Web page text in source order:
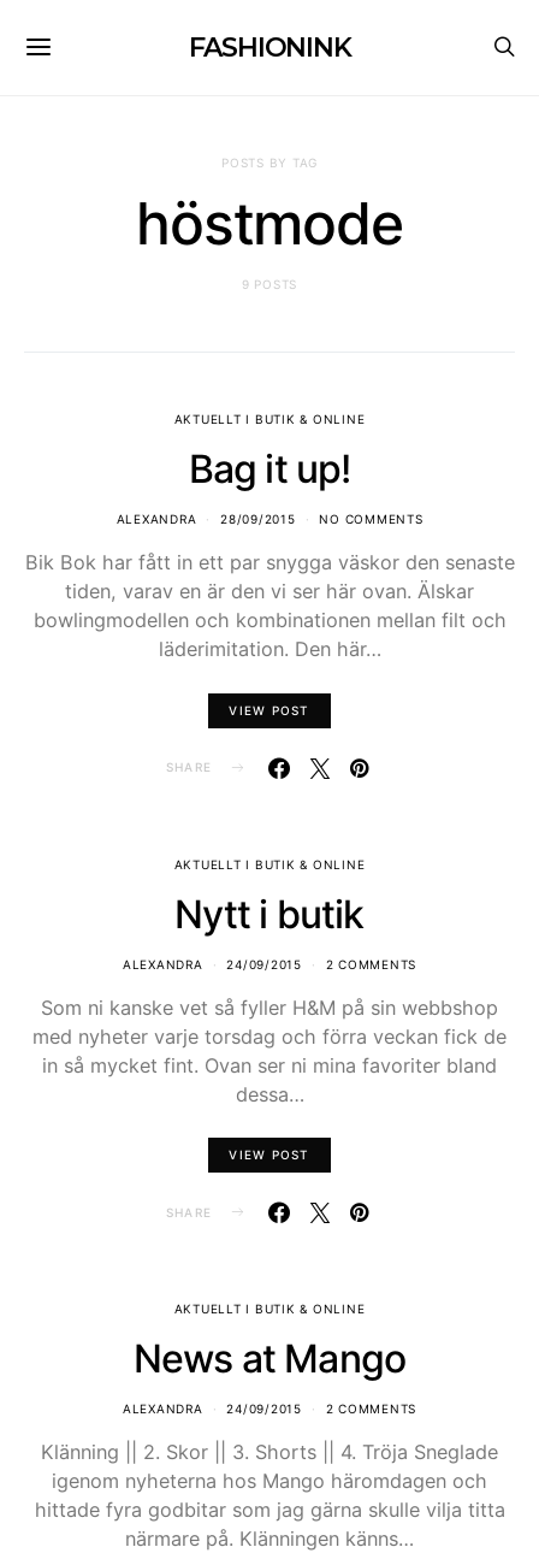
FASHIONINK
POSTS BY TAG
höstmode
9 POSTS
AKTUELLT I BUTIK & ONLINE
Bag it up!
ALEXANDRA 28/09/2015 NO COMMENTS
Bik Bok har fått in ett par snygga väskor den senaste
tiden, varav en är den vi ser här ovan. Älskar
bowlingmodellen och kombinationen mellan filt och
läderimitation. Den här…
VIEW POST
SHARE
AKTUELLT I BUTIK & ONLINE
Nytt i butik
ALEXANDRA 24/09/2015 2 COMMENTS
Som ni kanske vet så fyller H&M på sin webbshop
med nyheter varje torsdag och förra veckan fick de
in så mycket fint. Ovan ser ni mina favoriter bland
dessa…
VIEW POST
SHARE
AKTUELLT I BUTIK & ONLINE
News at Mango
ALEXANDRA 24/09/2015 2 COMMENTS
Klänning || 2. Skor || 3. Shorts || 4. Tröja Sneglade
igenom nyheterna hos Mango häromdagen och
hittade fyra godbitar som jag gärna skulle vilja titta
närmare på. Klänningen känns…